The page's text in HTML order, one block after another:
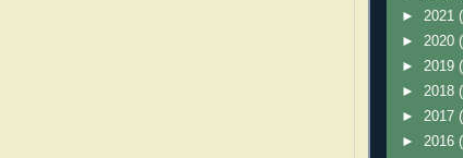
► 2021
► 2020
► 2019
► 2018
► 2017
► 2016